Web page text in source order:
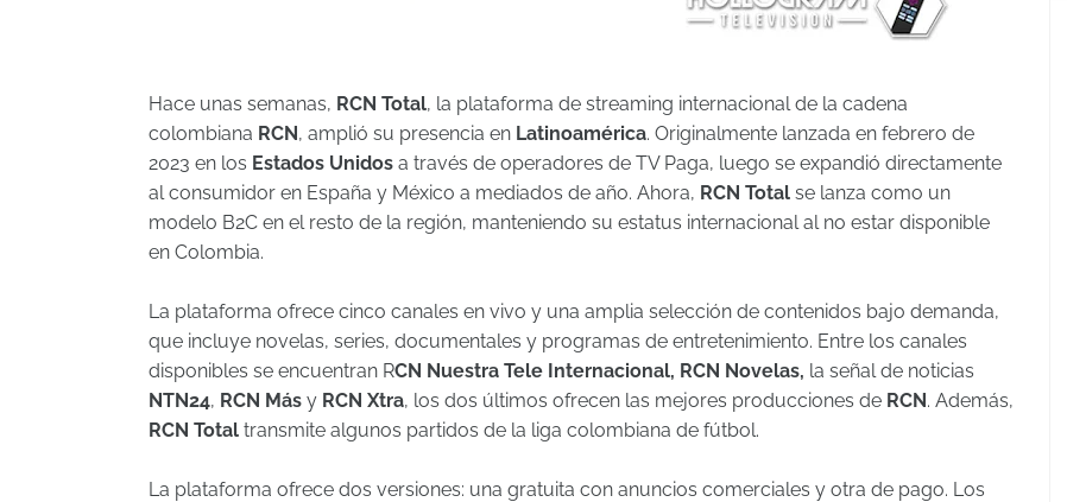
Hace unas semanas, RCN Total, la plataforma de streaming internacional de la cadena
colombiana RCN, amplió su presencia en Latinoamérica. Originalmente lanzada en febrero de
2023 en los Estados Unidos a través de operadores de TV Paga, luego se expandió directamente
al consumidor en España y México a mediados de año. Ahora, RCN Total se lanza como un
modelo B2C en el resto de la región, manteniendo su estatus internacional al no estar disponible
en Colombia.
La plataforma ofrece cinco canales en vivo y una amplia selección de contenidos bajo demanda,
que incluye novelas, series, documentales y programas de entretenimiento. Entre los canales
disponibles se encuentran RCN Nuestra Tele Internacional, RCN Novelas, la señal de noticias
NTN24, RCN Más y RCN Xtra, los dos últimos ofrecen las mejores producciones de RCN. Además,
RCN Total transmite algunos partidos de la liga colombiana de fútbol.
La plataforma ofrece dos versiones: una gratuita con anuncios comerciales y otra de pago. Los